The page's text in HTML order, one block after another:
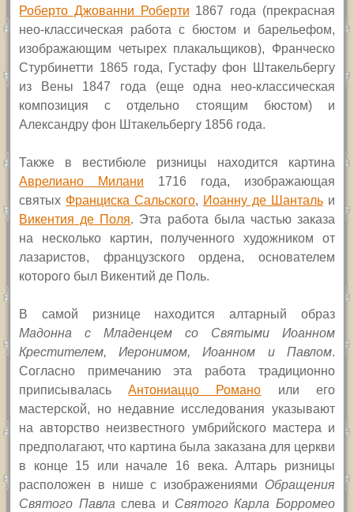
Роберто Джованни Роберти 1867 года (прекрасная
нео-классическая работа с бюстом и барельефом,
изображающим четырех плакальщиков), Франческо
Стурбинетти 1865 года, Густафу фон Штакельбергу
из Вены 1847 года (еще одна нео-классическая
композиция с отдельно стоящим бюстом) и
Александру фон Штакельбергу 1856 года.
Также в вестибюле ризницы находится картина
Аврелиано Милани 1716 года, изображающая
святых Франциска Сальского, Иоанну де Шантальи
Викентия де Поля. Эта работа была частью заказа
на несколько картин, полученного художником от
лазаристов, французского ордена, основателем
которого был Викентий де Поль.
В самой ризнице находится алтарный образ
Мадонна с Младенцем со Святыми Иоанном
Крестителем, Иеронимом, Иоанном и Павлом.
Согласно примечанию эта работа традиционно
приписываласьАнтониаццо Романо или его
мастерской, но недавние исследования указывают
на авторство неизвестного умбрийского мастера и
предполагают, что картина была заказана для церкви
в конце 15 или начале 16 века. Алтарь ризницы
расположен в нише с изображениями Обращения
Святого Павла слева и Святого Карла Борромео